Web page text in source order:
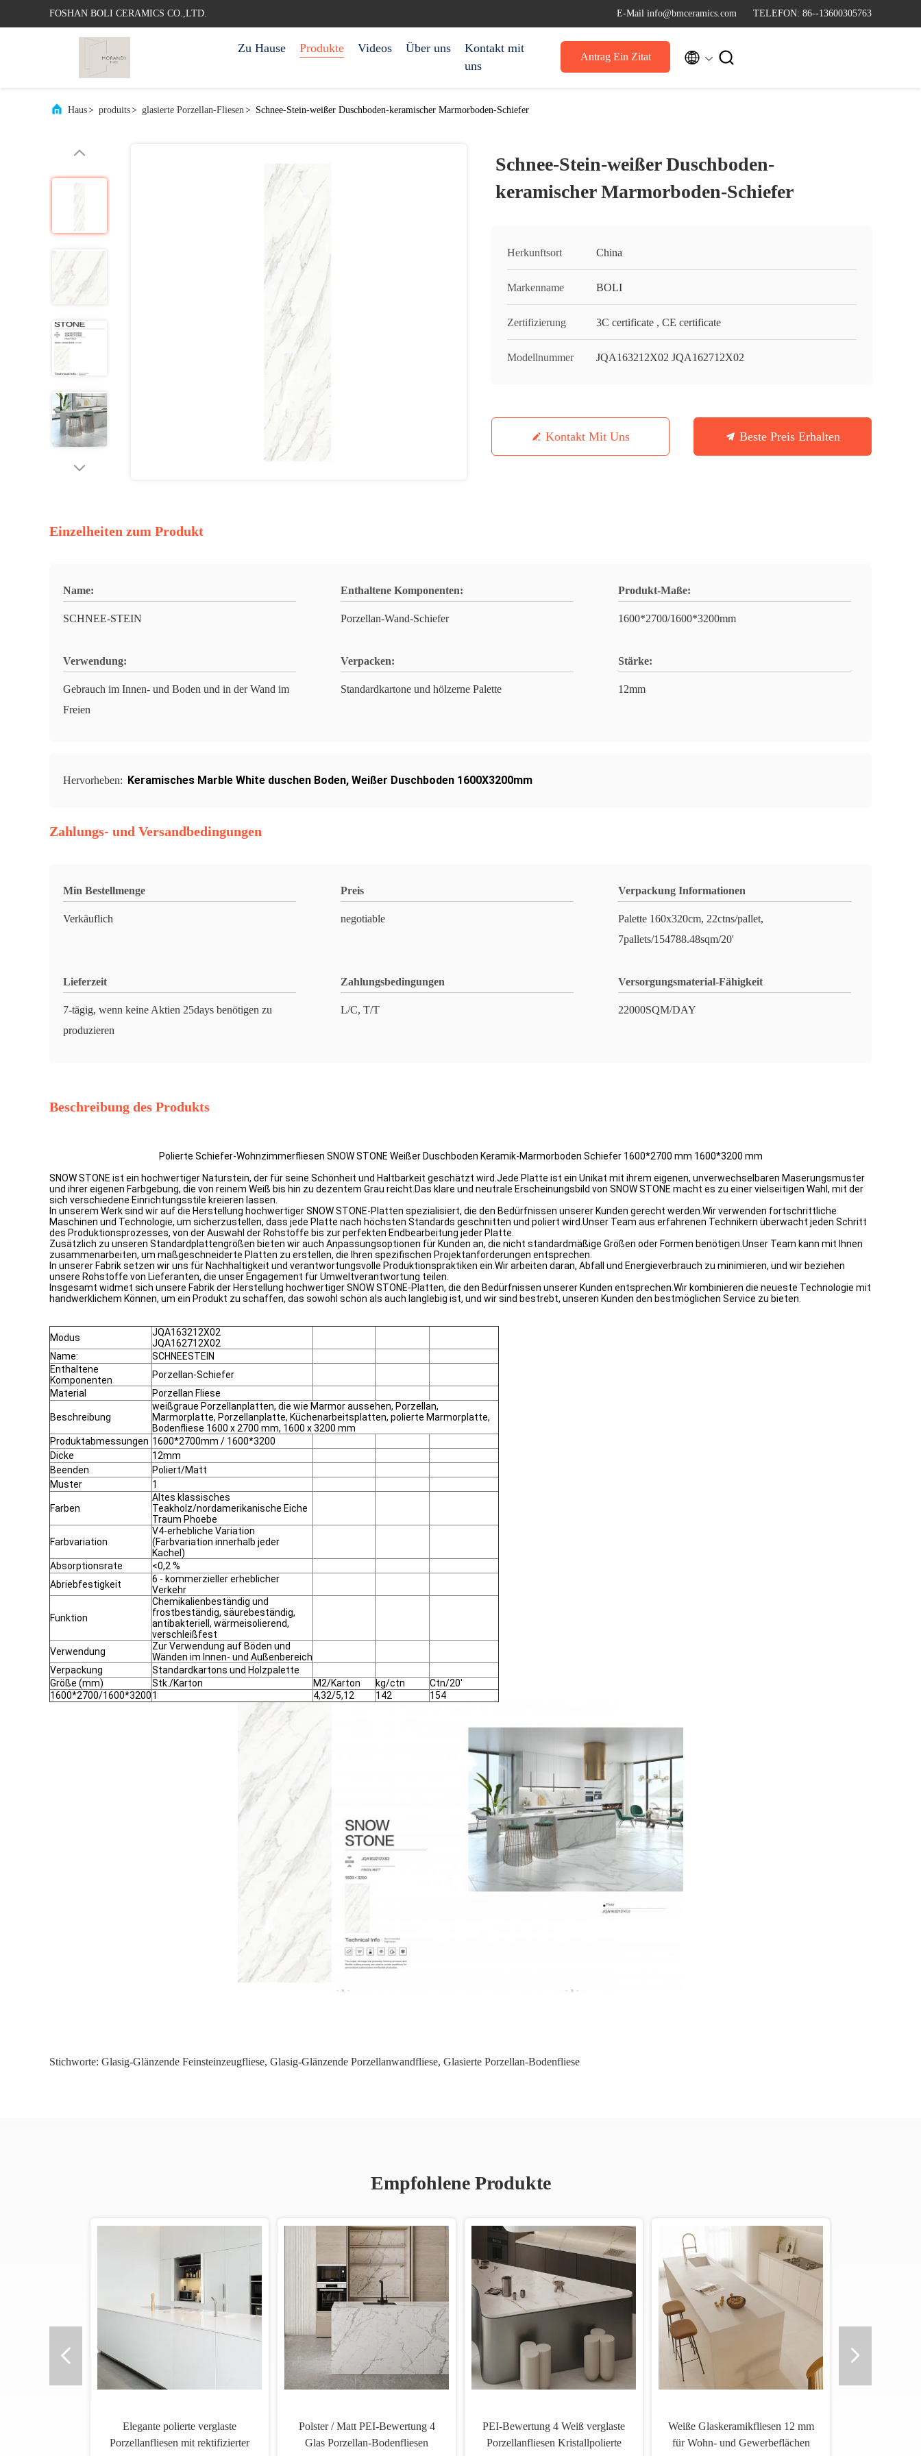
FOSHAN BOLI CERAMICS CO.,LTD. E-Mail info@bmceramics.com TELEFON: 86--13600305763
Zu Hause Produkte Videos Über uns
Kontakt mit
uns
Antrag Ein Zitat  
Haus> produits> glasierte Porzellan-Fliesen> Schnee-Stein-weißer Duschboden-keramischer Marmorboden-Schiefer
Schnee-Stein-weißer Duschboden-
keramischer Marmorboden-Schiefer
Herkunftsort China
Markenname BOLI
Zertifizierung 3C certificate , CE certificate
Modellnummer JQA163212X02 JQA162712X02
Kontakt Mit Uns Beste Preis Erhalten
Einzelheiten zum Produkt
Name:
SCHNEE-STEIN
Enthaltene Komponenten:
Porzellan-Wand-Schiefer
Produkt-Maße:
1600*2700/1600*3200mm
Verwendung:
Gebrauch im Innen- und Boden und in der Wand im
Freien
Verpacken:
Standardkartone und hölzerne Palette
Stärke:
12mm
Hervorheben: Keramisches Marble White duschen Boden, Weißer Duschboden 1600X3200mm
Zahlungs- und Versandbedingungen
Min Bestellmenge
Verkäuflich
Preis
negotiable
Verpackung Informationen
Palette 160x320cm, 22ctns/pallet,
7pallets/154788.48sqm/20'
Lieferzeit
7-tägig, wenn keine Aktien 25days benötigen zu
produzieren
Zahlungsbedingungen
L/C, T/T
Versorgungsmaterial-Fähigkeit
22000SQM/DAY
Beschreibung des Produkts
Polierte Schiefer-Wohnzimmerfliesen SNOW STONE Weißer Duschboden Keramik-Marmorboden Schiefer 1600*2700 mm 1600*3200 mm
SNOW STONE ist ein hochwertiger Naturstein, der für seine Schönheit und Haltbarkeit geschätzt wird.Jede Platte ist ein Unikat mit ihrem eigenen, unverwechselbaren Maserungsmuster
und ihrer eigenen Farbgebung, die von reinem Weiß bis hin zu dezentem Grau reicht.Das klare und neutrale Erscheinungsbild von SNOW STONE macht es zu einer vielseitigen Wahl, mit der
sich verschiedene Einrichtungsstile kreieren lassen.
In unserem Werk sind wir auf die Herstellung hochwertiger SNOW STONE-Platten spezialisiert, die den Bedürfnissen unserer Kunden gerecht werden.Wir verwenden fortschrittliche
Maschinen und Technologie, um sicherzustellen, dass jede Platte nach höchsten Standards geschnitten und poliert wird.Unser Team aus erfahrenen Technikern überwacht jeden Schritt
des Produktionsprozesses, von der Auswahl der Rohstoffe bis zur perfekten Endbearbeitung jeder Platte.
Zusätzlich zu unseren Standardplattengrößen bieten wir auch Anpassungsoptionen für Kunden an, die nicht standardmäßige Größen oder Formen benötigen.Unser Team kann mit Ihnen
zusammenarbeiten, um maßgeschneiderte Platten zu erstellen, die Ihren spezifischen Projektanforderungen entsprechen.
In unserer Fabrik setzen wir uns für Nachhaltigkeit und verantwortungsvolle Produktionspraktiken ein.Wir arbeiten daran, Abfall und Energieverbrauch zu minimieren, und wir beziehen
unsere Rohstoffe von Lieferanten, die unser Engagement für Umweltverantwortung teilen.
Insgesamt widmet sich unsere Fabrik der Herstellung hochwertiger SNOW STONE-Platten, die den Bedürfnissen unserer Kunden entsprechen.Wir kombinieren die neueste Technologie mit
handwerklichem Können, um ein Produkt zu schaffen, das sowohl schön als auch langlebig ist, und wir sind bestrebt, unseren Kunden den bestmöglichen Service zu bieten.
Modus
JQA163212X02
JQA162712X02
Name:
SCHNEESTEIN
Enthaltene
Komponenten
Porzellan-Schiefer
Material
Porzellan Fliese
Beschreibung
weißgraue Porzellanplatten, die wie Marmor aussehen, Porzellan,
Marmorplatte, Porzellanplatte, Küchenarbeitsplatten, polierte Marmorplatte,
Bodenfliese 1600 x 2700 mm, 1600 x 3200 mm
Produktabmessungen 1600*2700mm / 1600*3200
Dicke
12mm
Beenden
Poliert/Matt
Muster
1
Farben
Altes klassisches
Teakholz/nordamerikanische Eiche
Traum Phoebe
Farbvariation
V4-erhebliche Variation
(Farbvariation innerhalb jeder
Kachel)
Absorptionsrate
<0,2 %
Abriebfestigkeit
6 - kommerzieller erheblicher
Verkehr
Funktion
Chemikalienbeständig und
frostbeständig, säurebeständig,
antibakteriell, wärmeisolierend,
verschleißfest
Verwendung
Zur Verwendung auf Böden und
Wänden im Innen- und Außenbereich
Verpackung
Standardkartons und Holzpalette
Größe (mm)
Stk./Karton M2/Karton kg/ctn
Ctn/20'
1600*2700/1600*32001 4,32/5,12 142 154
Stichworte: Glasig-Glänzende Feinsteinzeugfliese, Glasig-Glänzende Porzellanwandfliese, Glasierte Porzellan-Bodenfliese
Empfohlene Produkte
Rectifizierte verglaste weiße
Porzellanfliesen 12 mm Matte
Rectified White Mat Glas
Porzellan Fliesen PEI 4 Niedrige
Wohn- und Gewerbeflächenteile
aus Keramik mit einer
12 mm weiße Glasfliesenmaschine
mit Frostbeständigkeit und